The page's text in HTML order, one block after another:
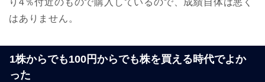
り4％付近のもので購入しているので、成績自体は悪く
はありません。
1株からでも100円からでも株を買える時代でよか
った